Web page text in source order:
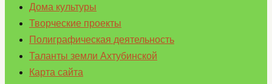
Дома культуры
Творческие проекты
Полиграфическая деятельность
Таланты земли Ахтубинской
Карта сайта